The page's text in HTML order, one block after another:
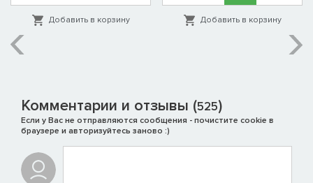
Добавить в корзину Добавить в корзину
Комментарии и отзывы (525)
Если у Вас не отправляются сообщения - почистите cookie в
браузере и авторизуйтесь заново :)